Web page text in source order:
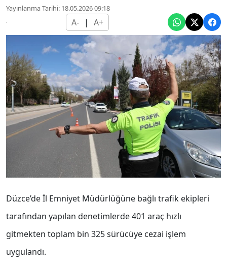
Yayınlanma Tarihi: 18.05.2026 09:18
A- | A+
Düzce’de İl Emniyet Müdürlüğüne bağlı trafik ekipleri
tarafından yapılan denetimlerde 401 araç hızlı
gitmekten toplam bin 325 sürücüye cezai işlem
uygulandı.